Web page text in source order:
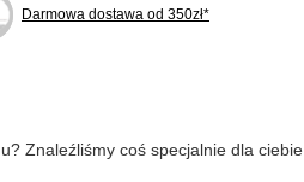
Darmowa dostawa od 350zł*
Znaleźliśmy coś specjalnie dla ciebie,